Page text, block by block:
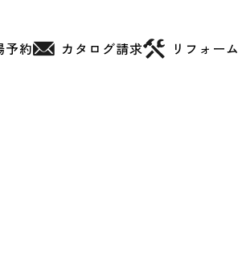
予約 カタログ請求 リフォーム